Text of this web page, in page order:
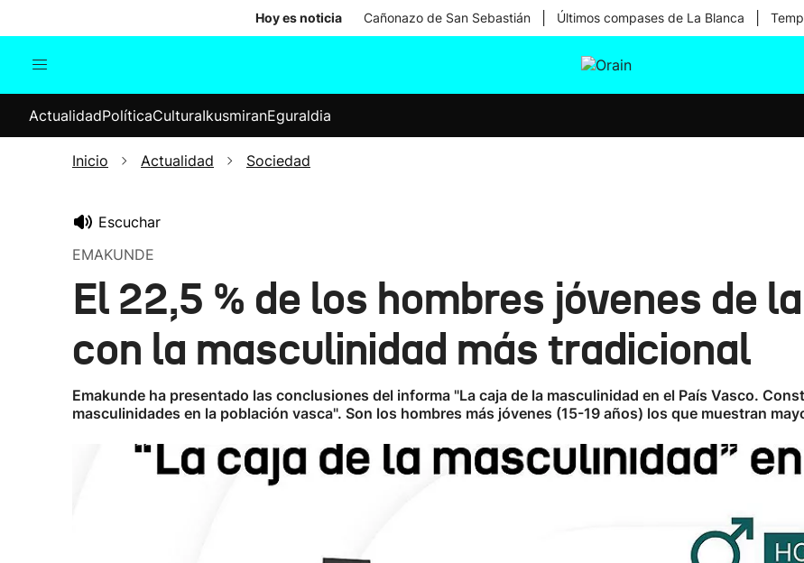
Hoy es noticia Cañonazo de San Sebastián Últimos compases de La Blanca
Internacional
Elecciones
ActualidadPolíticaCulturaIkusmiranEguraldia
Inicio Actualidad Sociedad
Escuchar
EMAKUNDE
El 22,5 % de los hombres jóvenes de
con la masculinidad más tradicional
Emakunde ha presentado las conclusiones del informa "La caja de la masculinidad en el País Vasco.
masculinidades en la población vasca". Son los hombres más jóvenes (15-19 años) los que muestran